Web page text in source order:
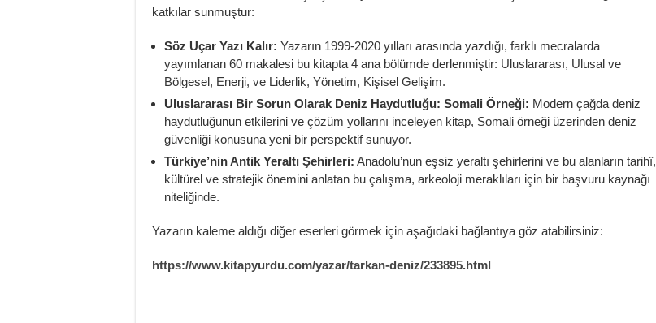
katkılar sunmuştur:
Söz Uçar Yazı Kalır: Yazarın 1999-2020 yılları arasında yazdığı, farklı mecralarda
yayımlanan 60 makalesi bu kitapta 4 ana bölümde derlenmiştir: Uluslararası, Ulusal ve
Bölgesel, Enerji, ve Liderlik, Yönetim, Kişisel Gelişim.
Uluslararası Bir Sorun Olarak Deniz Haydutluğu: Somali Örneği: Modern çağda deniz
haydutluğunun etkilerini ve çözüm yollarını inceleyen kitap, Somali örneği üzerinden deniz
güvenliği konusuna yeni bir perspektif sunuyor.
Türkiye’nin Antik Yeraltı Şehirleri: Anadolu’nun eşsiz yeraltı şehirlerini ve bu alanların tarihî,
kültürel ve stratejik önemini anlatan bu çalışma, arkeoloji meraklıları için bir başvuru kaynağı
niteliğinde.
Yazarın kaleme aldığı diğer eserleri görmek için aşağıdaki bağlantıya göz atabilirsiniz:
https://www.kitapyurdu.com/yazar/tarkan-deniz/233895.html